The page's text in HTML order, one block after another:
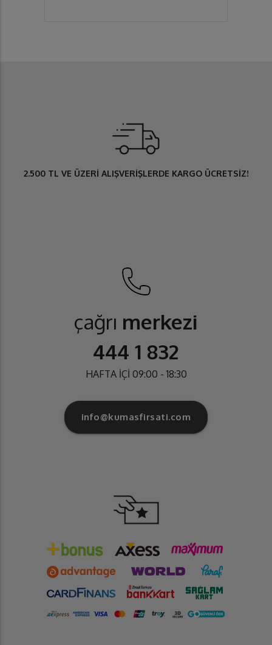
2.500 TL VE ÜZERİ ALIŞVERİŞLERDE KARGO ÜCRETSİZ!
çağrı merkezi
444 1 832
HAFTA İÇİ 09:00 - 18:30
info@kumasfirsati.com